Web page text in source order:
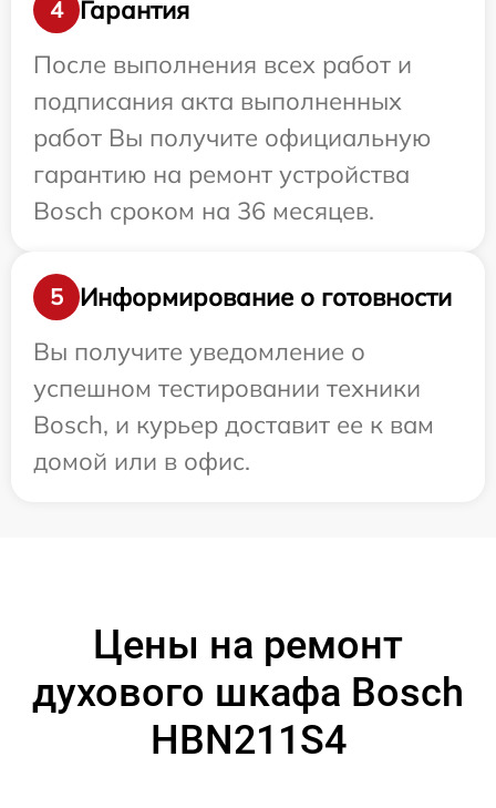
4
Гарантия
После выполнения всех работ и
подписания акта выполненных
работ Вы получите официальную
гарантию на ремонт устройства
Bosch сроком на 36 месяцев.
5
Информирование о готовности
Вы получите уведомление о
успешном тестировании техники
Bosch, и курьер доставит ее к вам
домой или в офис.
Цены на ремонт
духового шкафа Bosch
HBN211S4